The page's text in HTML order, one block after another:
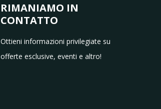
RIMANIAMO IN
CONTATTO
Ottieni informazioni privilegiate su
offerte esclusive, eventi e altro!